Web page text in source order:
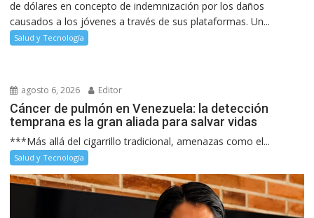
de dólares en concepto de indemnización por los daños
causados a los jóvenes a través de sus plataformas. Un...
Salud y Tecnología
agosto 6, 2026 Editor
Cáncer de pulmón en Venezuela: la detección
temprana es la gran aliada para salvar vidas
***Más allá del cigarrillo tradicional, amenazas como el...
Salud y Tecnología